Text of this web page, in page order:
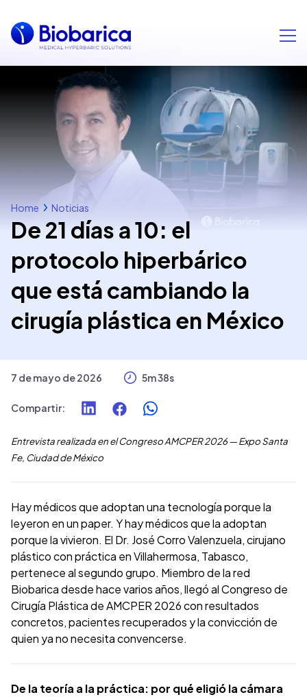
Home Noticias
De 21 días a 10: el
protocolo hiperbárico
que está cambiando la
cirugía plástica en México
7 de mayo de 2026 5m 38s
Compartir:
Entrevista realizada en el Congreso AMCPER 2026 — Expo Santa
Fe, Ciudad de México
Hay médicos que adoptan una tecnología porque la
leyeron en un paper. Y hay médicos que la adoptan
porque la vivieron. El Dr. José Corro Valenzuela, cirujano
plástico con práctica en Villahermosa, Tabasco,
pertenece al segundo grupo. Miembro de la red
Biobarica desde hace varios años, llegó al Congreso de
Cirugía Plástica de AMCPER 2026 con resultados
concretos, pacientes recuperados y la convicción de
quien ya no necesita convencerse.
De la teoría a la práctica: por qué eligió la cámara